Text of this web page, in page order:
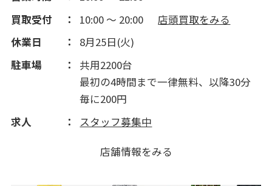
買取受付
10:00 ～ 20:00
店頭買取をみる
休業日
8月25日(火)
駐車場
共用2200台
最初の4時間まで一律無料、以降30分
毎に200円
求人
スタッフ募集中
店舗情報をみる